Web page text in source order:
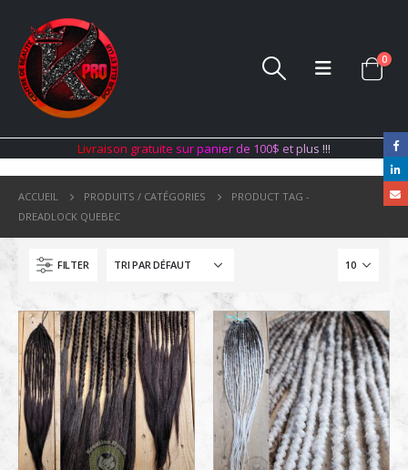
0
Livraison gratuite surpanier de 100$ etplus !!!
ACCUEIL PRODUITS / CATÉGORIES
PRODUCT TAG -
DREADLOCK QUEBEC
FILTER